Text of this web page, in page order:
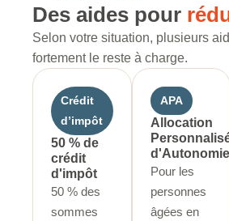
Des aides pour
Selon votre situation, plusieurs
fortement le reste à charge.
Crédit
d’impôt
50 % de
crédit
d'impôt
50 % des
sommes
APA
Allocation
d'Autonomie
Pour les
personnes
âgées en